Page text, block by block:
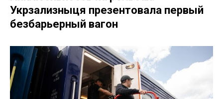
Укрзализныця презентовала первый
безбарьерный вагон